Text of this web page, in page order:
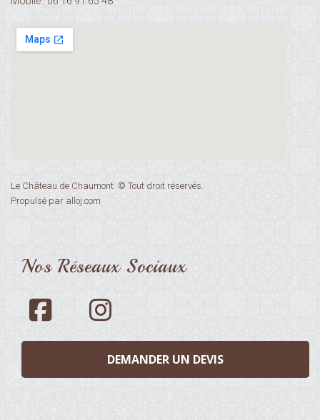
Le Château de Chaumont © Tout droit réservés.
​Propulsé par alloj.com
Nos Réseaux Sociaux
DEMANDER UN DEVIS